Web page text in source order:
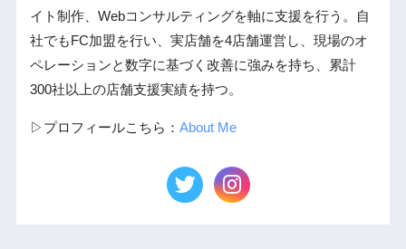
イト制作、Webコンサルティングを軸に支援を行う。自
社でもFC加盟を行い、実店舗を4店舗運営し、現場のオ
ペレーションと数字に基づく改善に強みを持ち、累計
300社以上の店舗支援実績を持つ。
▷プロフィールこちら： About Me